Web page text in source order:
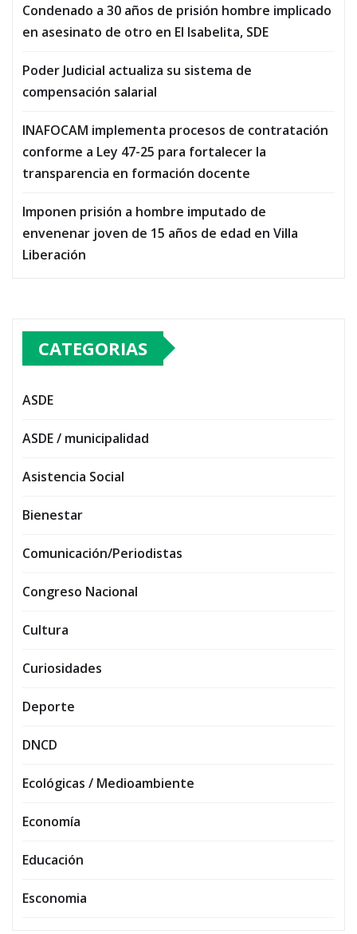
Condenado a 30 años de prisión hombre implicado
en asesinato de otro en El Isabelita, SDE
Poder Judicial actualiza su sistema de
compensación salarial
INAFOCAM implementa procesos de contratación
conforme a Ley 47-25 para fortalecer la
transparencia en formación docente
Imponen prisión a hombre imputado de
envenenar joven de 15 años de edad en Villa
Liberación
CATEGORIAS
ASDE
ASDE / municipalidad
Asistencia Social
Bienestar
Comunicación/Periodistas
Congreso Nacional
Cultura
Curiosidades
Deporte
DNCD
Ecológicas / Medioambiente
Economía
Educación
Esconomia